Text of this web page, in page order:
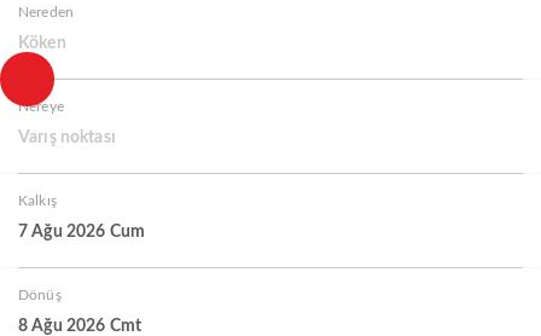
Nereden
Köken
Nereye
Varış noktası
Kalkış
7 Ağu 2026 Cum
Dönüş
8 Ağu 2026 Cmt